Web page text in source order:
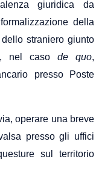
giuridica da
della
straniero giunto
nel caso de quo,
presso Poste
operare una breve
presso gli uffici
sul territorio